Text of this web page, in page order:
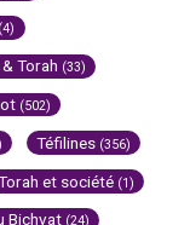
(4)
Torah (33)
(502)
Téfilines (356)
et société (1)
Bichvat (24)